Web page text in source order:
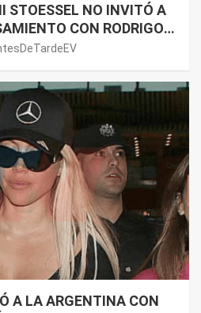
STOESSEL NO INVITÓ A
CON RODRIGO
A LA ARGENTINA CON